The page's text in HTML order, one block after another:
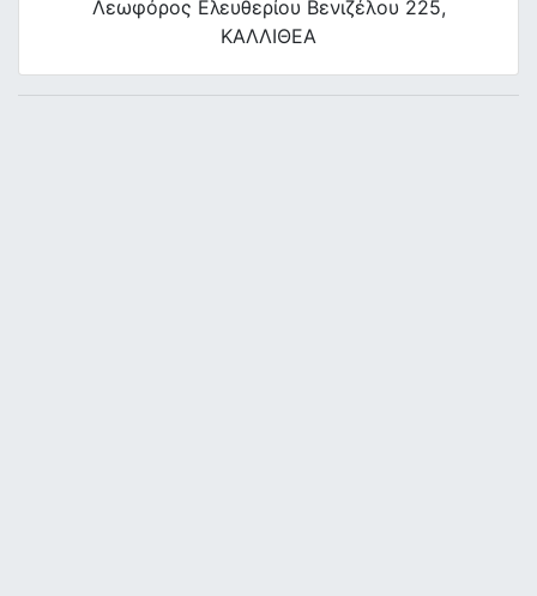
Λεωφόρος Ελευθερίου Βενιζέλου 225,
ΚΑΛΛΙΘΕΑ